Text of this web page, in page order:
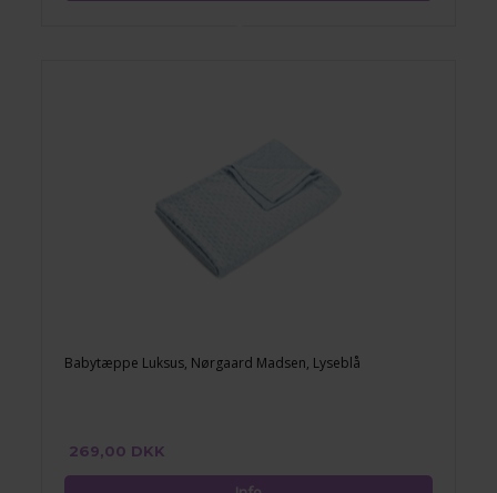
Babytæppe Luksus, Nørgaard Madsen, Lyseblå
269,00 DKK